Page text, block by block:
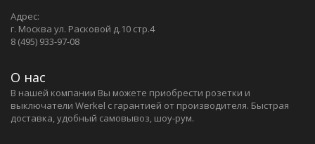
Адрес:
г. Москва ул. Расковой д.10 стр.4
8 (495) 933-97-08
О нас
В нашей компании Вы можете приобрести розетки и
выключатели Werkel c гарантией от производителя. Быстрая
доставка, удобный самовывоз, шоу-рум.